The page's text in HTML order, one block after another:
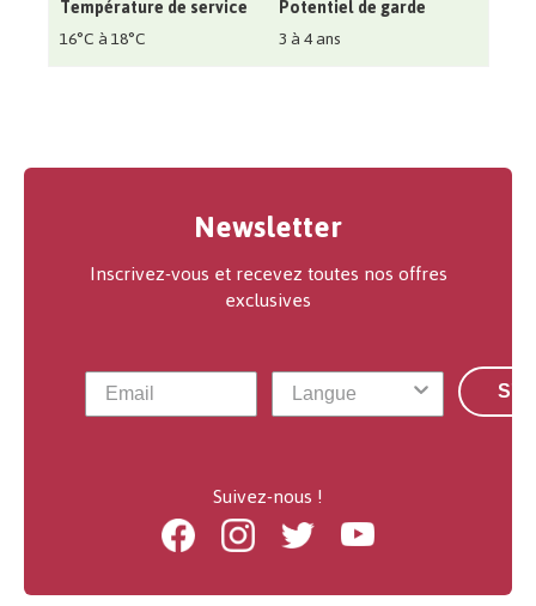
Température de service
16°C à 18°C
Potentiel de garde
3 à 4 ans
Newsletter
Inscrivez-vous et recevez toutes nos offres
exclusives
Suivez-nous !
FacebookInstagramTwitter Youtube